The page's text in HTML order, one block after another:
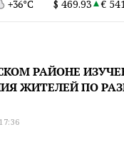
+36°C $ 469.93 €
РАЙОНЕ
ЖИТЕЛЕЙ ПО